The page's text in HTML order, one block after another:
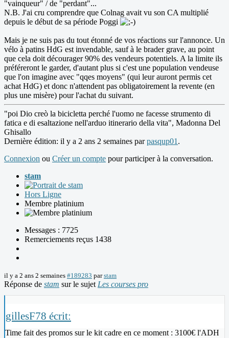
"vainqueur" / de "perdant"...
N.B. J'ai cru comprendre que Colnag avait vu son CA multiplié
depuis le début de sa période Poggi
Mais je ne suis pas du tout étonné de vos réactions sur l'annonce. Un
vélo à patins HdG est invendable, sauf à le brader grave, au point
que cela doit décourager 90% des vendeurs potentiels. A la limite ils
préféreront le garder, d'autant plus si c'est une population vendeuse
que l'on imagine avec "qqes moyens" (qui leur auront permis cet
achat HdG) et donc n'attendent pas obligatoirement la revente (en
plus une misère) pour l'achat du suivant.
"poi Dio creò la bicicletta perché l'uomo ne facesse strumento di
fatica e di esaltazione nell'arduo itinerario della vita", Madonna Del
Ghisallo
Dernière édition: il y a 2 ans 2 semaines parpasqup01 .
Connexion ou Créer un compte pour participer à la conversation.
stam
Hors Ligne
Membre platinium
Messages : 7725
Remerciements reçus 1438
il y a 2 ans 2 semaines #189283 parstam
Réponse de stam sur le sujet Les courses pro
gillesF78 écrit:
Time fait des promos sur le kit cadre en ce moment : 3100€ l'ADH